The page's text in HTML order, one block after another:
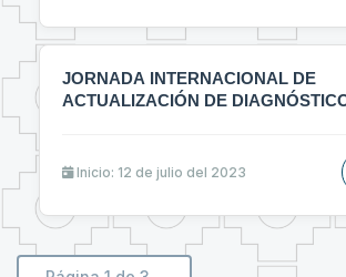
JORNADA INTERNACIONAL DE
ACTUALIZACIÓN DE
Inicio: 12 de julio del 2023